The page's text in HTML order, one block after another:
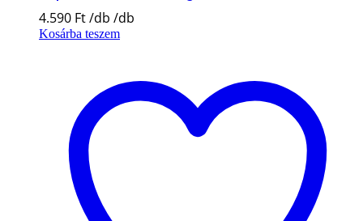
4.590 Ft
Kosárba teszem